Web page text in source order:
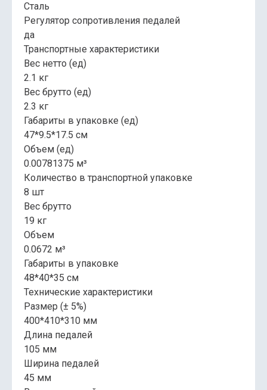
Сталь
Регулятор сопротивления педалей
да
Транспортные характеристики
Вес нетто (ед)
2.1 кг
Вес брутто (ед)
2.3 кг
Габариты в упаковке (ед)
47*9.5*17.5 см
Объем (ед)
0.00781375 м³
Количество в транспортной упаковке
8 шт
Вес брутто
19 кг
Объем
0.0672 м³
Габариты в упаковке
48*40*35 см
Технические характеристики
Размер (± 5%)
400*410*310 мм
Длина педалей
105 мм
Ширина педалей
45 мм